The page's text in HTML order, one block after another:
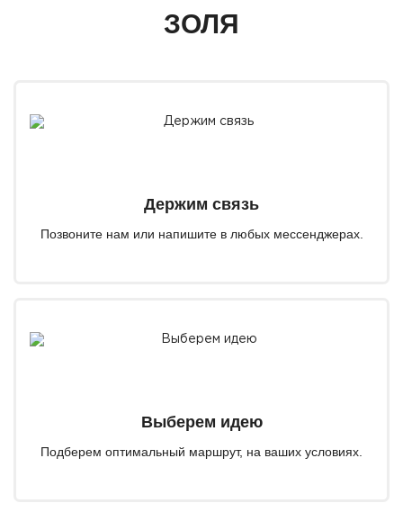
ЗОЛЯ
Держим связь
Позвоните нам или напишите в любых мессенджерах.
Выберем идею
Подберем оптимальный маршрут, на ваших условиях.